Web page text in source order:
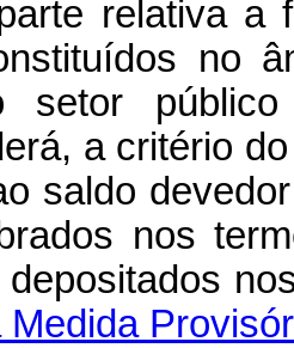
relativa a
no
setor
a critério
saldo
nos